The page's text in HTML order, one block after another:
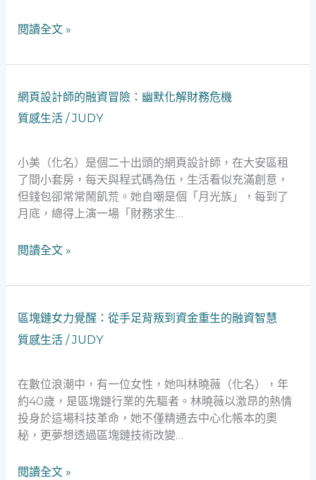
端
下
的
借
智
慧
閱讀全文 »
網頁設計師的融資冒險：幽默化解財務危機
質感生活/JUDY
小美（化名）是個二十出頭的網頁設計師，在大安區租
了間小套房，每天與程式碼為伍，生活看似充滿創意，
但錢包卻常常鬧飢荒。她自嘲是個「月光族」，每到了
月底，總得上演一場「財務求生…
網
頁
設
師
的
融
資
險：
幽
財
務
機
閱讀全文 »
區塊鏈女力覺醒：從手足背叛到資金重生的融資智慧
質感生活/JUDY
在數位浪潮中，有一位女性，她叫林曉薇（化名），年
約40歲，是區塊鏈行業的先驅者。林曉薇以激昂的熱情
投身於這場科技革命，她不僅精通去中心化帳本的奧
秘，更夢想透過區塊鏈技術改變…
區
塊
鏈
力
覺
醒：
從
閱讀全文 »